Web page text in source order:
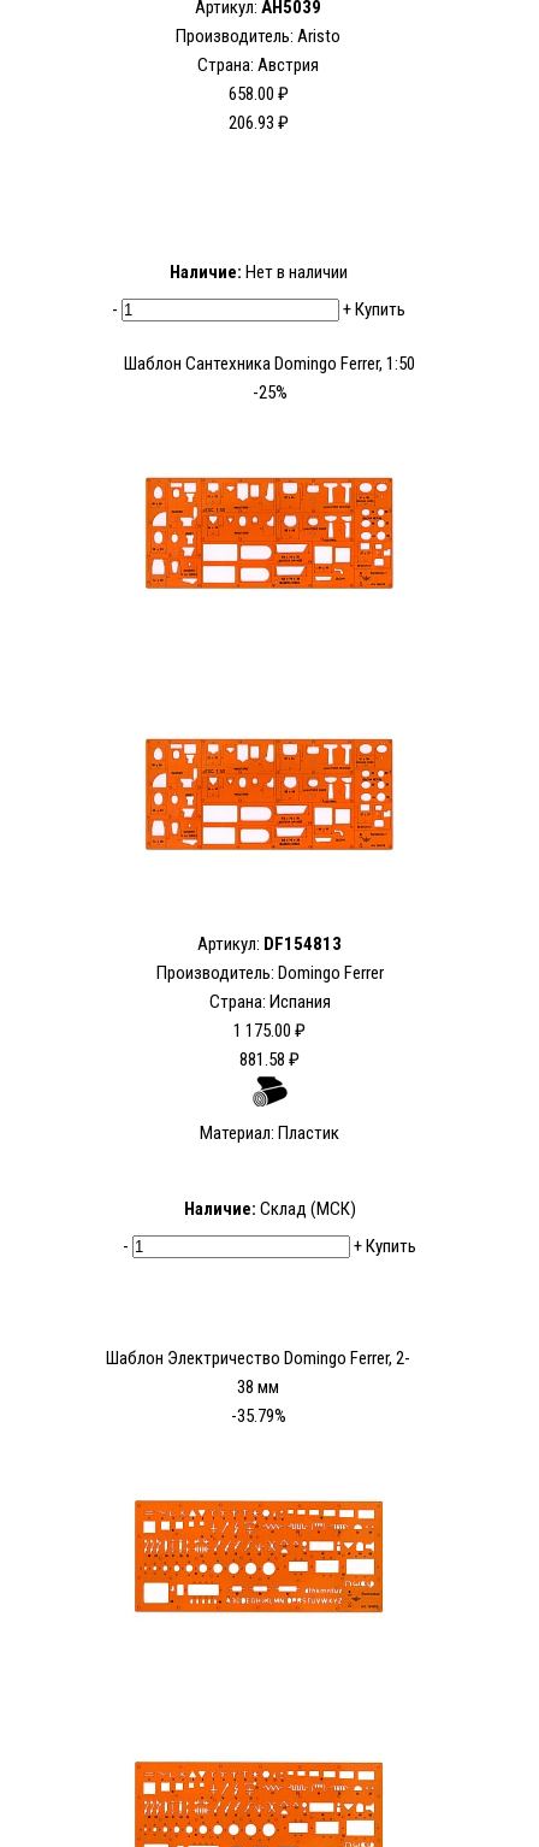
Артикул: AH5039
Производитель: Aristo
Страна: Австрия
658.00 ₽
206.93 ₽
Наличие: Нет в наличии
-
+Купить
Шаблон Сантехника Domingo Ferrer, 1:50
-25%
Артикул: DF154813
Производитель: Domingo Ferrer
Страна: Испания
1 175.00 ₽
881.58 ₽
Материал: Пластик
Наличие: Склад (МСК)
-
+Купить
Шаблон Электричество Domingo Ferrer, 2-
38 мм
-35.79%